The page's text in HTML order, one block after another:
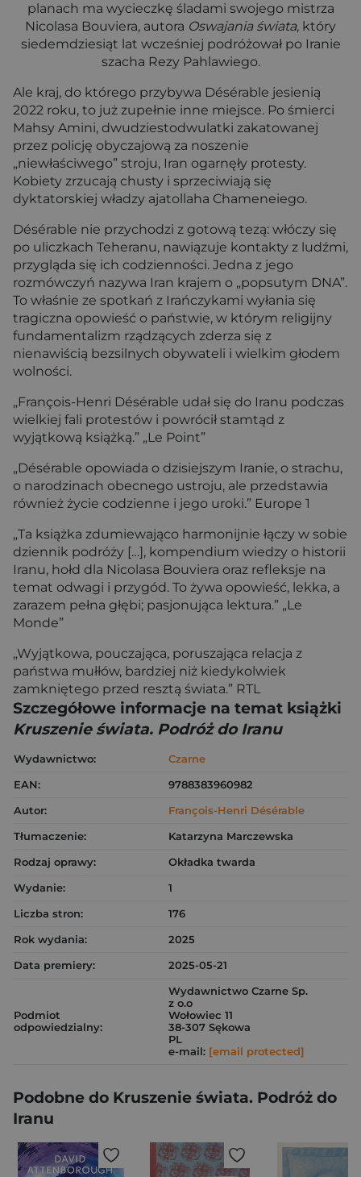
planach ma wycieczkę śladami swojego mistrza
Nicolasa Bouviera, autora Oswajania świata, który
siedemdziesiąt lat wcześniej podróżował po Iranie
szacha Rezy Pahlawiego.
Ale kraj, do którego przybywa Désérable jesienią
2022 roku, to już zupełnie inne miejsce. Po śmierci
Mahsy Amini, dwudziestodwulatki zakatowanej
przez policję obyczajową za noszenie
„niewłaściwego” stroju, Iran ogarnęły protesty.
Kobiety zrzucają chusty i sprzeciwiają się
dyktatorskiej władzy ajatollaha Chameneiego.
Désérable nie przychodzi z gotową tezą: włóczy się
po uliczkach Teheranu, nawiązuje kontakty z ludźmi,
przygląda się ich codzienności. Jedna z jego
rozmówczyń nazywa Iran krajem o „popsutym DNA”.
To właśnie ze spotkań z Irańczykami wyłania się
tragiczna opowieść o państwie, w którym religijny
fundamentalizm rządzących zderza się z
nienawiścią bezsilnych obywateli i wielkim głodem
wolności.
„François-Henri Désérable udał się do Iranu podczas
wielkiej fali protestów i powrócił stamtąd z
wyjątkową książką.” „Le Point”
„Désérable opowiada o dzisiejszym Iranie, o strachu,
o narodzinach obecnego ustroju, ale przedstawia
również życie codzienne i jego uroki.” Europe 1
„Ta książka zdumiewająco harmonijnie łączy w sobie
dziennik podróży […], kompendium wiedzy o historii
Iranu, hołd dla Nicolasa Bouviera oraz refleksje na
temat odwagi i przygód. To żywa opowieść, lekka, a
zarazem pełna głębi; pasjonująca lektura.” „Le
Monde”
„Wyjątkowa, pouczająca, poruszająca relacja z
państwa mułłów, bardziej niż kiedykolwiek
zamkniętego przed resztą świata.” RTL
Szczegółowe informacje na temat książki
Kruszenie świata. Podróż do Iranu
Wydawnictwo:
Czarne
EAN:
9788383960982
Autor:
François-Henri Désérable
Tłumaczenie:
Katarzyna Marczewska
Rodzaj oprawy:
Okładka twarda
Wydanie:
1
Liczba stron:
176
Rok wydania:
2025
Data premiery:
2025-05-21
Podmiot
odpowiedzialny:
Wydawnictwo Czarne Sp.
z o.o
Wołowiec 11
38-307 Sękowa
PL
e-mail: [email protected]
Podobne do Kruszenie świata. Podróż do
Iranu